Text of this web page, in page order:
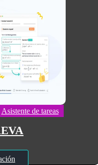
Asistente de tareas